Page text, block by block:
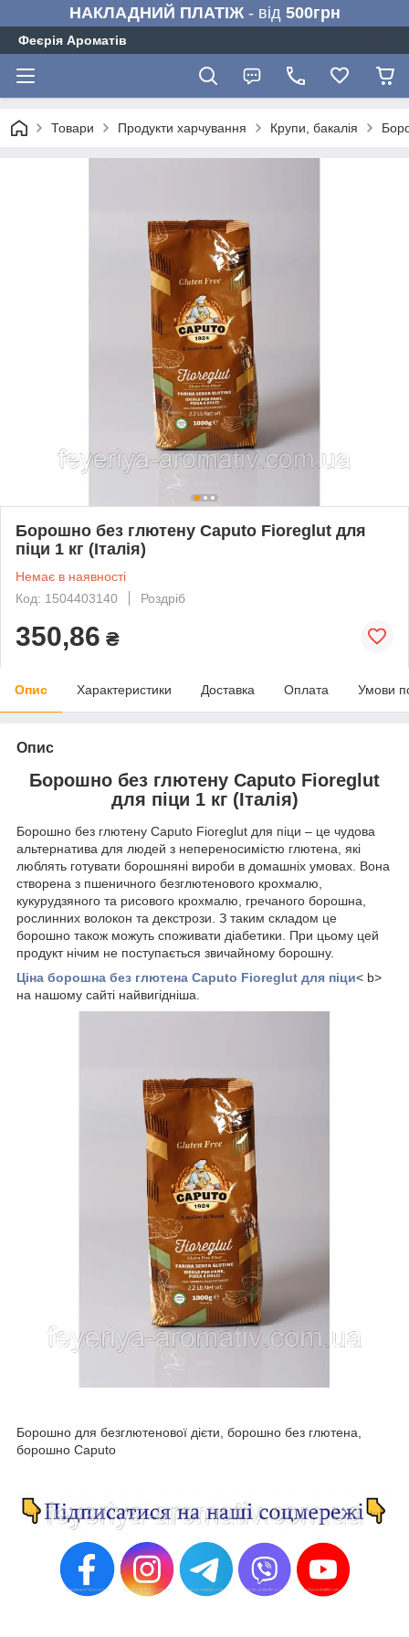
НАКЛАДНИЙ ПЛАТІЖ- від 500грн
Феєрія Ароматів
Товари Продукти харчування Крупи, бакалія
Борошно без глютену Caputo Fioreglut для
піци 1 кг (Італія)
Немає в наявності
Код: 1504403140
Роздріб
350,86 ₴
Опис Характеристики Доставка Оплата Умови
Опис
Борошно без глютену Caputo Fioreglut
для піци 1 кг (Італія)
Борошно без глютену Caputo Fioreglut для піци – це чудова
альтернатива для людей з непереносимістю глютена, які
люблять готувати борошняні вироби в домашніх умовах. Вона
створена з пшеничного безглютенового крохмалю,
кукурудзяного та рисового крохмалю, гречаного борошна,
рослинних волокон та декстрози. З таким складом це
борошно також можуть споживати діабетики. При цьому цей
продукт нічим не поступається звичайному борошну.
Ціна борошна без глютена Caputo Fioreglut для піци< b>
на нашому сайті найвигідніша.
Борошно для безглютенової дієти, борошно без глютена,
борошно Caputo